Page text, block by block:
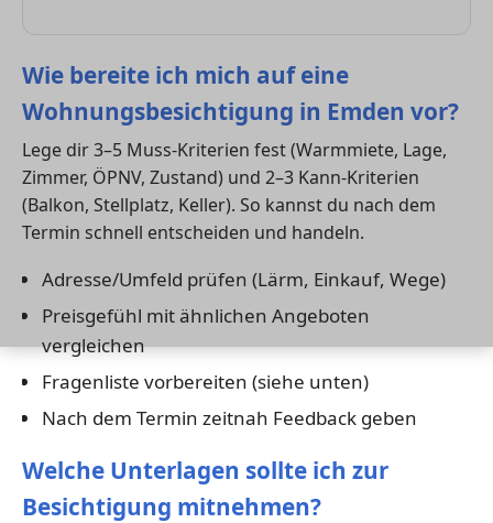
Wie bereite ich mich auf eine
Wohnungsbesichtigung in Emden vor?
Lege dir 3–5 Muss-Kriterien fest (Warmmiete, Lage,
Zimmer, ÖPNV, Zustand) und 2–3 Kann-Kriterien
(Balkon, Stellplatz, Keller). So kannst du nach dem
Termin schnell entscheiden und handeln.
Adresse/Umfeld prüfen (Lärm, Einkauf, Wege)
Preisgefühl mit ähnlichen Angeboten
vergleichen
Fragenliste vorbereiten (siehe unten)
Nach dem Termin zeitnah Feedback geben
Welche Unterlagen sollte ich zur
Besichtigung mitnehmen?